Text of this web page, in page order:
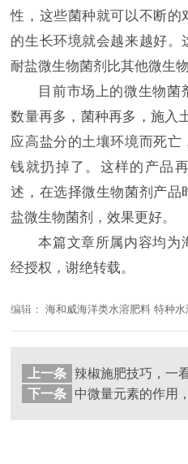
性，这些菌种就可以不断
的生长环境就会越来越好
耐盐微生物菌剂比其他微生
目前市场上的微生物菌
数量再多，菌种再多，施入
应高盐分的土壤环境而死
钱就扔掉了。这样的产品
述，在选择微生物菌剂产
盐微生物菌剂，效果更好。
本篇文章所属内容均为
经授权，谢绝转载。
编辑：海和威海洋类水溶肥料 特种水
上一条
辣椒施肥技巧，一
下一条
中微量元素的作用